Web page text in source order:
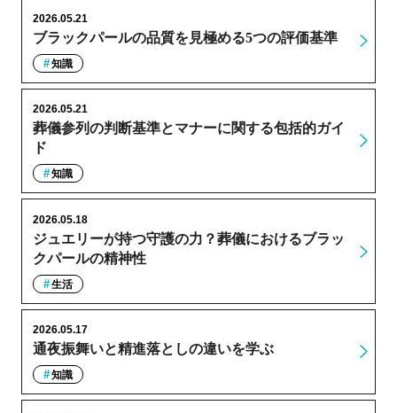
ブラックパールの品質を見極める5つの評価基準
2026.05.21
知識
葬儀参列の判断基準とマナーに関する包括的ガイ
ド
2026.05.21
知識
ジュエリーが持つ守護の力？葬儀におけるブラッ
クパールの精神性
2026.05.18
生活
通夜振舞いと精進落としの違いを学ぶ
2026.05.17
知識